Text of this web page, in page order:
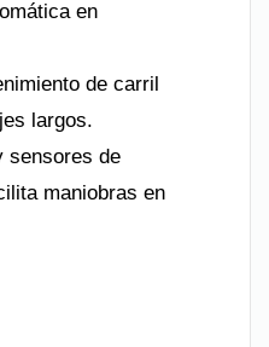
en
de carril
largos.
sensores de
maniobras en